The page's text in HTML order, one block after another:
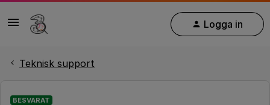
Logga in
Teknisk support
BESVARAT